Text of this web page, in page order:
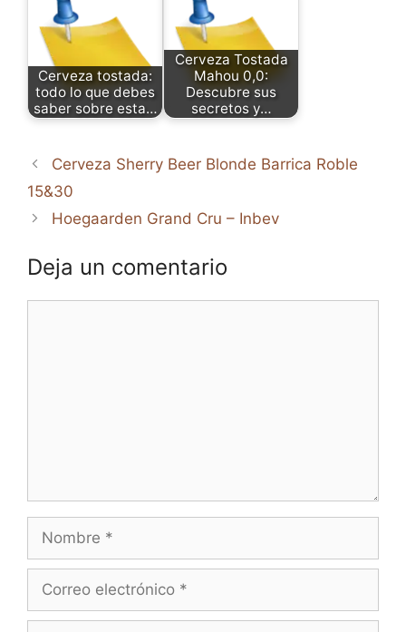
Cerveza tostada:
todo lo que debes
saber sobre esta…
Cerveza Tostada
Mahou 0,0:
Descubre sus
secretos y…
Cerveza Sherry Beer Blonde Barrica Roble
15&30
Hoegaarden Grand Cru – Inbev
Deja un comentario
Nombre
Correo